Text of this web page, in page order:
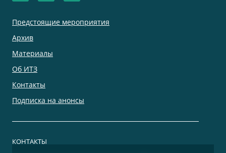
Предстоящие мероприятия
Архив
Материалы
Об ИТЗ
Контакты
Подписка на анонсы
КОНТАКТЫ